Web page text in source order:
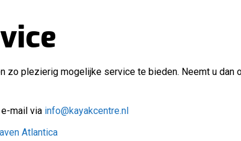
zo plezierig mogelijke service te bieden. Neemt u dan
mail via info@kayakcentre.nl
Atlantica